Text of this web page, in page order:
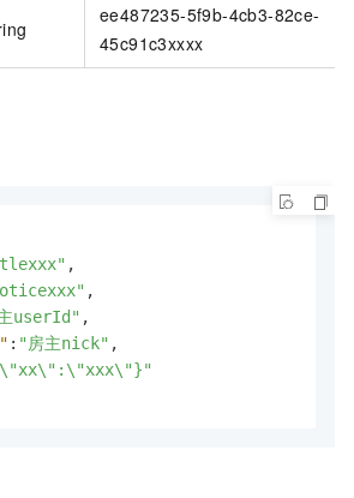
ee487235-5f9b-4cb3-82ce-
45c91c3xxxx
,
,
userId" ,
: "房主nick" ,